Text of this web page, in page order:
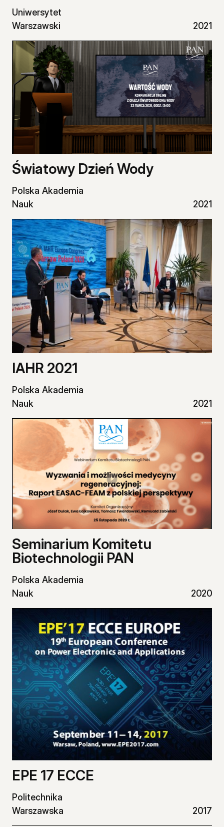
Uniwersytet
Warszawski
2021
Światowy Dzień Wody
Polska Akademia
Nauk
2021
IAHR 2021
Polska Akademia
Nauk
2021
Seminarium Komitetu
Biotechnologii PAN
Polska Akademia
Nauk
2020
EPE 17 ECCE
Politechnika
Warszawska
2017